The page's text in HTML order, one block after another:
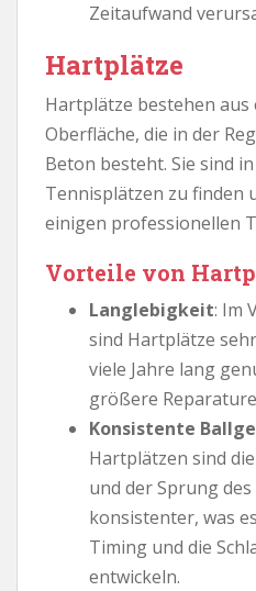
Zeitaufwand
Hartplätze
Hartplätze bestehen aus
Oberfläche, die in der
Beton besteht. Sie sind
Tennisplätzen zu finden
einigen professionellen
Vorteile von
Langlebigkeit: Im
sind Hartplätze
viele Jahre lang
größere
Konsistente
Hartplätzen sind
und der Sprung
konsistenter, was
Timing und die
entwickeln.